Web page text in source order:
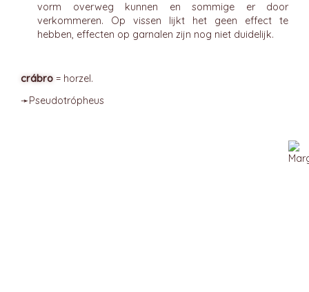
vorm overweg kunnen en sommige er door
verkommeren. Op vissen lijkt het geen effect te
hebben, effecten op garnalen zijn nog niet duidelijk.
crábro = horzel.
➛Pseudotrópheus